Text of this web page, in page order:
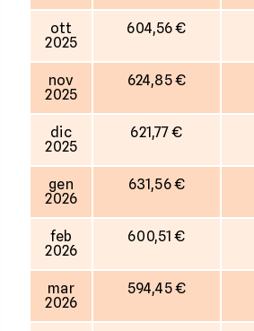
ott
2025
604,56 €
nov
2025
624,85 €
dic
2025
621,77 €
gen
2026
631,56 €
feb
2026
600,51 €
mar
2026
594,45 €